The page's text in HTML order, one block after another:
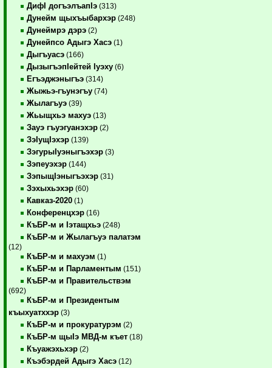
ДифI догъэлъапIэ (313)
Дунейм щыхъыбархэр (248)
Дунеймрэ дэрэ (2)
Дунейпсо Адыгэ Хасэ (1)
Дыгъуасэ (166)
ДызыгъэпIейтей Iуэху (6)
Егъэджэныгъэ (314)
Жыжьэ-гъунэгъу (74)
Жылагъуэ (39)
Жьыщхьэ махуэ (13)
Зауэ гъуэгуанэхэр (2)
ЗэIущIэхэр (139)
ЗэгурыIуэныгъэхэр (3)
Зэпеуэхэр (144)
ЗэпыщIэныгъэхэр (31)
Зэхыхьэхэр (60)
Кавказ-2020 (1)
Конференцхэр (16)
КъБР-м и Iэтащхьэ (248)
КъБР-м и Жылагъуэ палатэм
(12)
КъБР-м и махуэм (1)
КъБР-м и Парламентым (151)
КъБР-м и Правительствэм
(692)
КъБР-м и Президентым
къыхуатххэр (3)
КъБР-м и прокуратурэм (2)
КъБР-м щыIэ МВД-м къет (18)
Къуажэхьхэр (2)
Къэбэрдей Адыгэ Хасэ (12)